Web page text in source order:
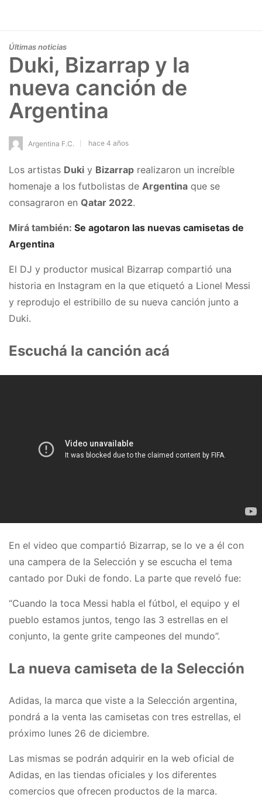
Últimas noticias
Duki, Bizarrap y la
nueva canción de
Argentina
Argentina F.C. hace 4 años
Los artistas Duki y Bizarrap realizaron un increíble
homenaje a los futbolistas de Argentina que se
consagraron en Qatar 2022.
Mirá también: Se agotaron las nuevas camisetas de
Argentina
El DJ y productor musical Bizarrap compartió una
historia en Instagram en la que etiquetó a Lionel Messi
y reprodujo el estribillo de su nueva canción junto a
Duki.
Escuchá la canción acá
En el video que compartió Bizarrap, se lo ve a él con
una campera de la Selección y se escucha el tema
cantado por Duki de fondo. La parte que reveló fue:
“Cuando la toca Messi habla el fútbol, el equipo y el
pueblo estamos juntos, tengo las 3 estrellas en el
conjunto, la gente grite campeones del mundo”.
La nueva camiseta de la Selección
Adidas, la marca que viste a la Selección argentina,
pondrá a la venta las camisetas con tres estrellas, el
próximo lunes 26 de diciembre.
Las mismas se podrán adquirir en la web oficial de
Adidas, en las tiendas oficiales y los diferentes
comercios que ofrecen productos de la marca.